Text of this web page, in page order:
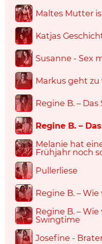
Maltes Mutter
Katjas
Susanne - Sex
Markus geht zu
Regine B. –
Regine B. –
Melanie hat
Frühjahr noch
Pullerliese
Regine B. –
Regine B. –
Swingtime
Josefine -